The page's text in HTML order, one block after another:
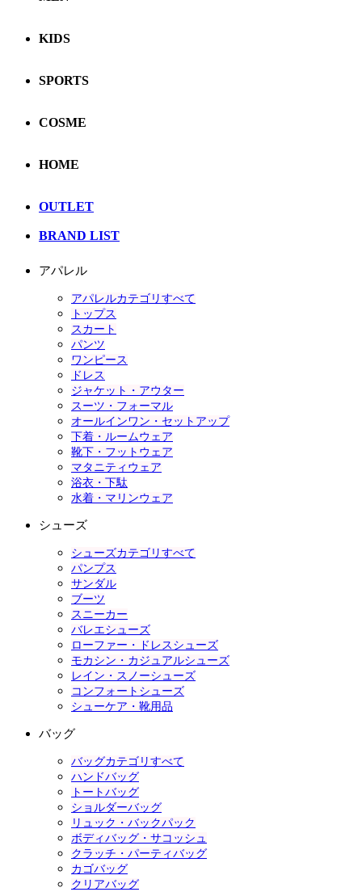
KIDS
SPORTS
COSME
HOME
OUTLET
BRAND LIST
アパレル
アパレルカテゴリすべて
トップス
スカート
パンツ
ワンピース
ドレス
ジャケット・アウター
スーツ・フォーマル
オールインワン・セットアップ
下着・ルームウェア
靴下・フットウェア
マタニティウェア
浴衣・下駄
水着・マリンウェア
シューズ
シューズカテゴリすべて
パンプス
サンダル
ブーツ
スニーカー
バレエシューズ
ローファー・ドレスシューズ
モカシン・カジュアルシューズ
レイン・スノーシューズ
コンフォートシューズ
シューケア・靴用品
バッグ
バッグカテゴリすべて
ハンドバッグ
トートバッグ
ショルダーバッグ
リュック・バックパック
ボディバッグ・サコッシュ
クラッチ・パーティバッグ
カゴバッグ
クリアバッグ